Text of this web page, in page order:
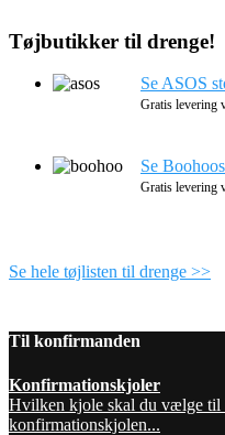
Tøjbutikker til drenge!
Se ASOS
Gratis levering
Se
Gratis levering
Se hele tøjlisten til drenge >>
Til konfirmanden
Konfirmationskjoler
Hvilken kjole skal du vælge til
konfirmationskjolen...